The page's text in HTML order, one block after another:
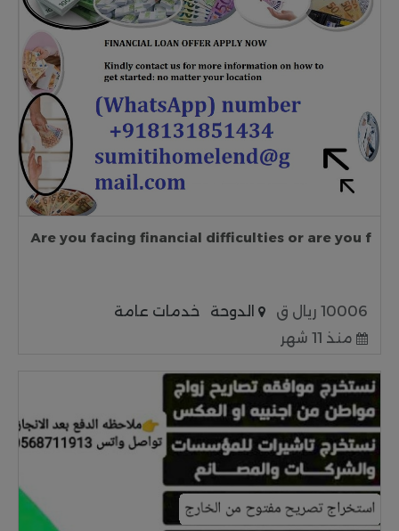
Are you facing financial difficulties or are you f
10006 ريال ق الدوحة
خدمات عامة
منذ 11 شهر